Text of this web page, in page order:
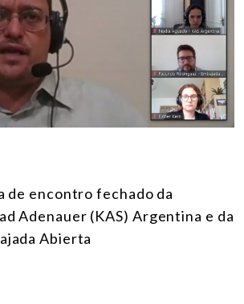
de encontro fechado da
Adenauer (KAS) Argentina e da
Abierta